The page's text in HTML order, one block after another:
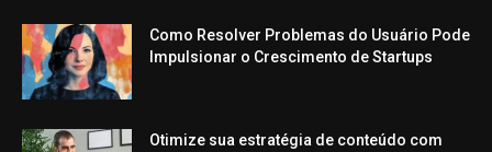
Como Resolver Problemas do Usuário Pode
Impulsionar o Crescimento de Startups
Otimize sua estratégia de conteúdo com